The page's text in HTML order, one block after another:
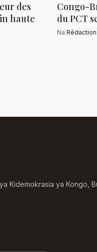
des
haute
Congo-
du PCT
Na Rédaction
Kidemokrasia ya Kongo,